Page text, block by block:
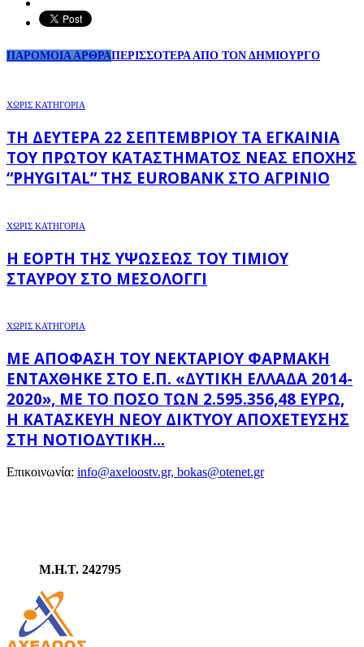
ΠΑΡΟΜΟΙΑ ΑΡΘΡΑΠΕΡΙΣΣΟΤΕΡΑ ΑΠΟ ΤΟΝ ΔΗΜΙΟΥΡΓΟ
ΧΩΡΊΣ ΚΑΤΗΓΟΡΊΑ
ΤΗ ΔΕΥΤΈΡΑ 22 ΣΕΠΤΕΜΒΡΊΟΥ ΤΑ ΕΓΚΑΊΝΙΑ
ΤΟΥ ΠΡΏΤΟΥ ΚΑΤΑΣΤΉΜΑΤΟΣ ΝΈΑΣ ΕΠΟΧΉΣ
“PHYGITAL” ΤΗΣ EUROBANK ΣΤΟ ΑΓΡΊΝΙΟ
ΧΩΡΊΣ ΚΑΤΗΓΟΡΊΑ
Η ΕΟΡΤΉ ΤΗΣ ΥΨΏΣΕΩΣ ΤΟΥ ΤΙΜΊΟΥ
ΣΤΑΥΡΟΎ ΣΤΟ ΜΕΣΟΛΌΓΓΙ
ΧΩΡΊΣ ΚΑΤΗΓΟΡΊΑ
ΜΕ ΑΠΌΦΑΣΗ ΤΟΥ ΝΕΚΤΆΡΙΟΥ ΦΑΡΜΆΚΗ
ΕΝΤΆΧΘΗΚΕ ΣΤΟ Ε.Π. «ΔΥΤΙΚΉ ΕΛΛΆΔΑ 2014-
2020», ΜΕ ΤΟ ΠΟΣΌ ΤΩΝ 2.595.356,48 ΕΥΡΏ,
Η ΚΑΤΑΣΚΕΥΉ ΝΈΟΥ ΔΙΚΤΎΟΥ ΑΠΟΧΈΤΕΥΣΗΣ
ΣΤΗ ΝΟΤΙΟΔΥΤΙΚΉ...
Επικοινωνία: info@axeloostv.gr, bokas@otenet.gr
Μ.Η.Τ. 242795